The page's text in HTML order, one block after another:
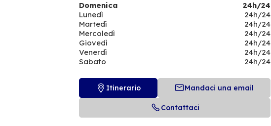
Domenica
24h/24
Lunedì
24h/24
Martedì
24h/24
Mercoledì
24h/24
Giovedì
24h/24
Venerdì
24h/24
Sabato
24h/24
Itinerario Mandaci una email
Contattaci